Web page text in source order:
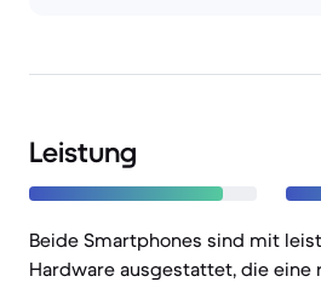
Leistung
Beide Smartphones sind mit
Hardware ausgestattet, die eine